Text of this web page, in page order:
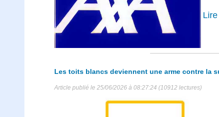
Les toits blancs deviennent une arme contre la
Article publié le 25/06/2026 à 08:27:24 (10912 lectures)